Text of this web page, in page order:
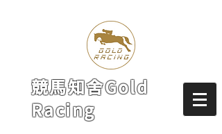
競馬知舍Gold
Racing